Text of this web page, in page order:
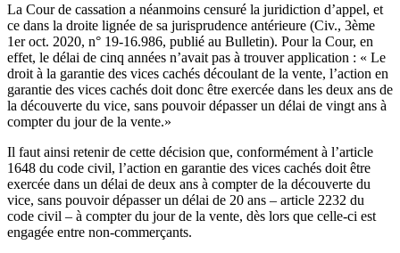
La Cour de cassation a néanmoins censuré la juridiction d’appel, et
ce dans la droite lignée de sa jurisprudence antérieure (Civ., 3ème
1er oct. 2020, n° 19-16.986, publié au Bulletin). Pour la Cour, en
effet, le délai de cinq années n’avait pas à trouver application : « Le
droit à la garantie des vices cachés découlant de la vente, l’action en
garantie des vices cachés doit donc être exercée dans les deux ans de
la découverte du vice, sans pouvoir dépasser un délai de vingt ans à
compter du jour de la vente.»
Il faut ainsi retenir de cette décision que, conformément à l’article
1648 du code civil, l’action en garantie des vices cachés doit être
exercée dans un délai de deux ans à compter de la découverte du
vice, sans pouvoir dépasser un délai de 20 ans – article 2232 du
code civil – à compter du jour de la vente, dès lors que celle-ci est
engagée entre non-commerçants.